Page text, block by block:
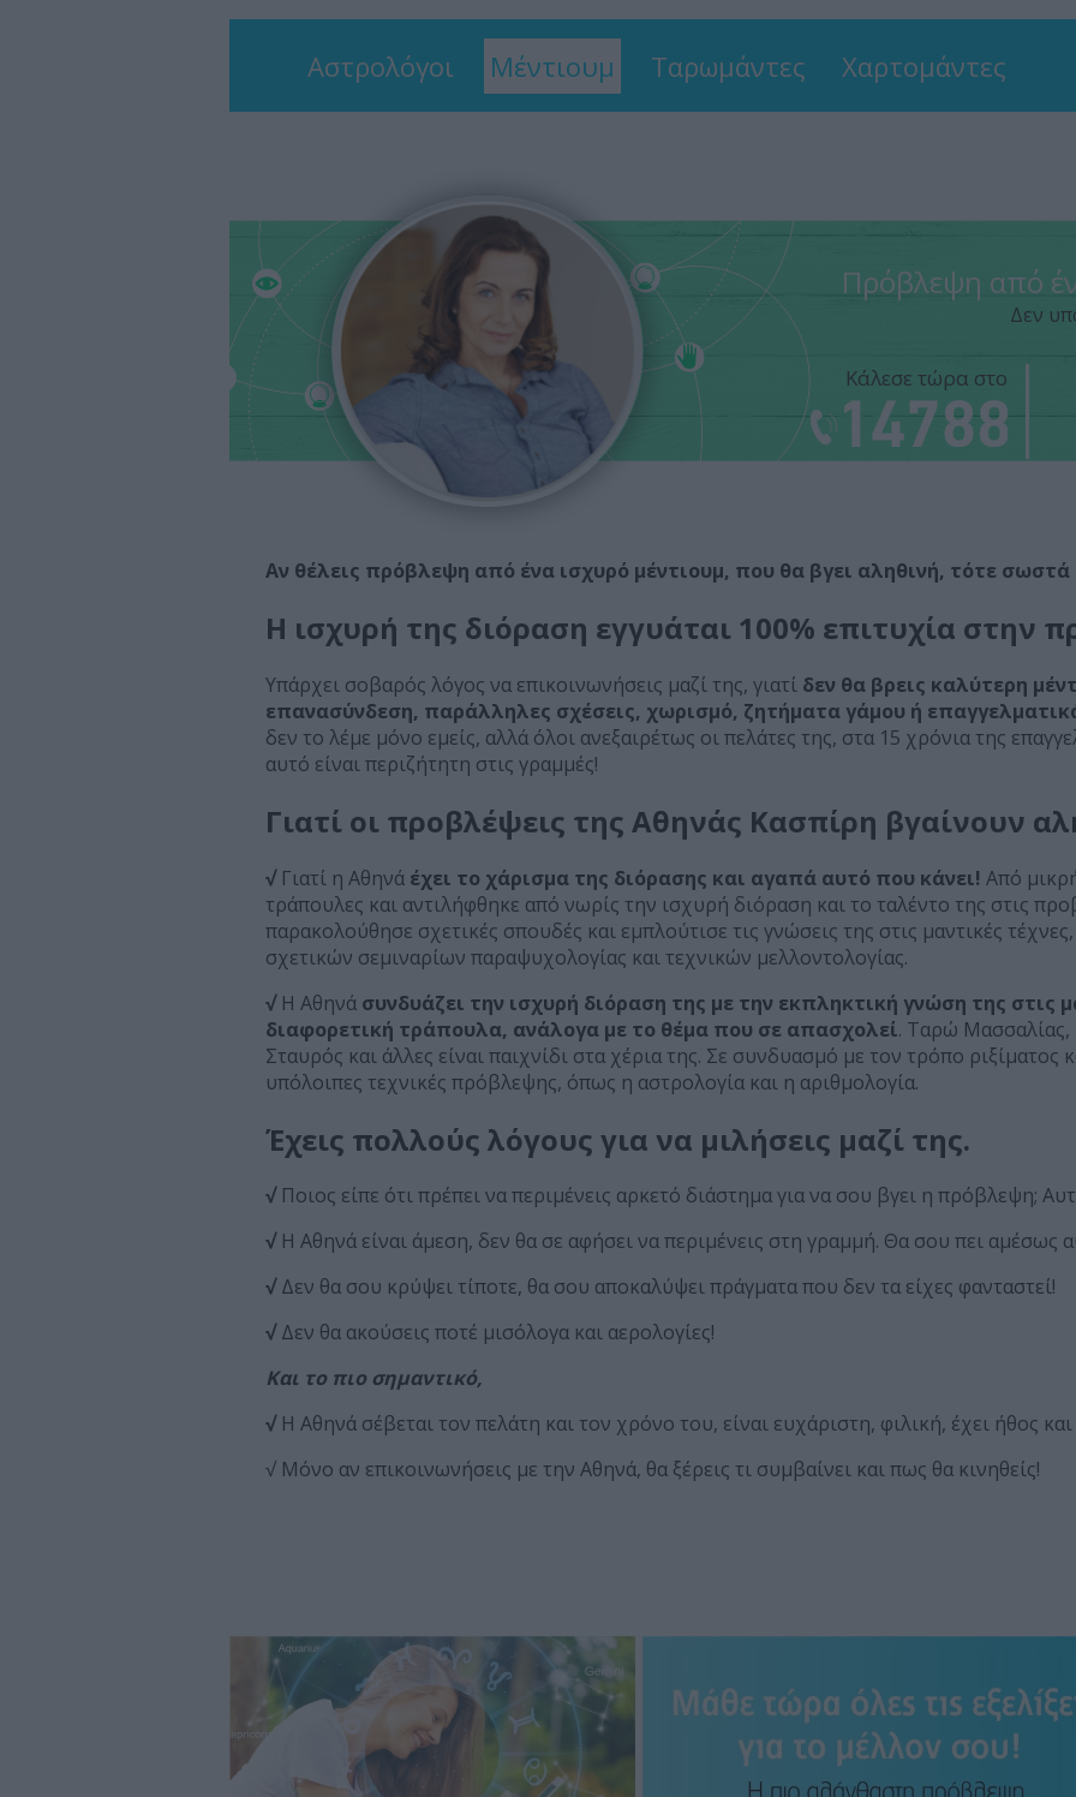
Αστρολόγοι Μέντιουμ Ταρωμάντες Χαρτομάντες
Πρόβλεψη από
Δεν
Κάλεσε τώρα στο
Αν θέλεις πρόβλεψη από ένα ισχυρό μέντιουμ, που θα βγει αληθινή, τότε
Η ισχυρή της διόραση εγγυάται 100% επιτυχία στην
Υπάρχει σοβαρός λόγος να επικοινωνήσεις μαζί της, γιατί δεν θα βρεις καλύτερη
επανασύνδεση, παράλληλες σχέσεις, χωρισμό, ζητήματα γάμου ή
δεν το λέμε μόνο εμείς, αλλά όλοι ανεξαιρέτως οι πελάτες της, στα 15 χρόνια της
αυτό είναι περιζήτητη στις γραμμές!
Γιατί οι προβλέψεις της Αθηνάς Κασπίρη βγαίνουν
√ Γιατί η Αθηνά έχει το χάρισμα της διόρασης και αγαπά αυτό που κάνει! Από
τράπουλες και αντιλήφθηκε από νωρίς την ισχυρή διόραση και το ταλέντο της στις
παρακολούθησε σχετικές σπουδές και εμπλούτισε τις γνώσεις της στις μαντικές
σχετικών σεμιναρίων παραψυχολογίας και τεχνικών μελλοντολογίας.
√ Η Αθηνά συνδυάζει την ισχυρή διόραση της με την εκπληκτική γνώση της στις
διαφορετική τράπουλα, ανάλογα με το θέμα που σε απασχολεί. Ταρώ Μασσαλίας,
Σταυρός και άλλες είναι παιχνίδι στα χέρια της. Σε συνδυασμό με τον τρόπο ριξίματος
υπόλοιπες τεχνικές πρόβλεψης, όπως η αστρολογία και η αριθμολογία.
Έχεις πολλούς λόγους για να μιλήσεις μαζί της.
√ Ποιος είπε ότι πρέπει να περιμένεις αρκετό διάστημα για να σου βγει η πρόβλεψη;
√ Η Αθηνά είναι άμεση, δεν θα σε αφήσει να περιμένεις στη γραμμή. Θα σου πει αμέσως
√Δεν θα σου κρύψει τίποτε, θα σου αποκαλύψει πράγματα που δεν τα είχες φανταστεί!
√Δεν θα ακούσεις ποτέ μισόλογα και αερολογίες!
Και το πιο σημαντικό,
√ Η Αθηνά σέβεται τον πελάτη και τον χρόνο του, είναι ευχάριστη, φιλική, έχει ήθος
√ Μόνο αν επικοινωνήσεις με την Αθηνά, θα ξέρεις τι συμβαίνει και πως θα κινηθείς!